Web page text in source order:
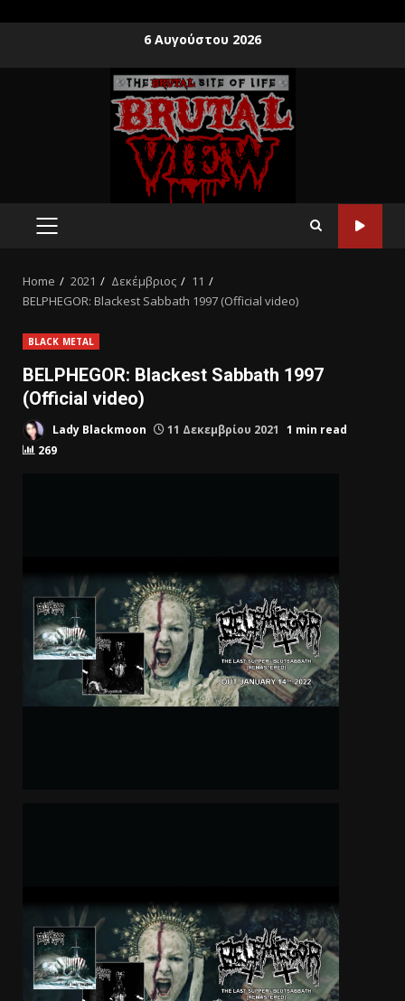
6 Αυγούστου 2026
Home 2021 Δεκέμβριος
11
BELPHEGOR: Blackest Sabbath 1997 (Official video)
BLACK METAL
BELPHEGOR: Blackest Sabbath 1997
(Official video)
Lady Blackmoon 11 Δεκεμβρίου 2021 1 min read
269